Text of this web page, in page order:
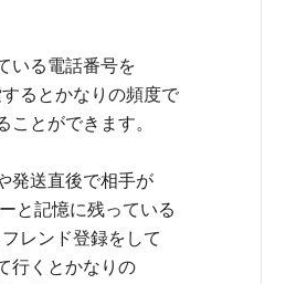
いる電話番号を
るとかなりの頻度で
ことができます。
発送直後で相手が
と記憶に残っている
レンド登録をして
行くとかなりの